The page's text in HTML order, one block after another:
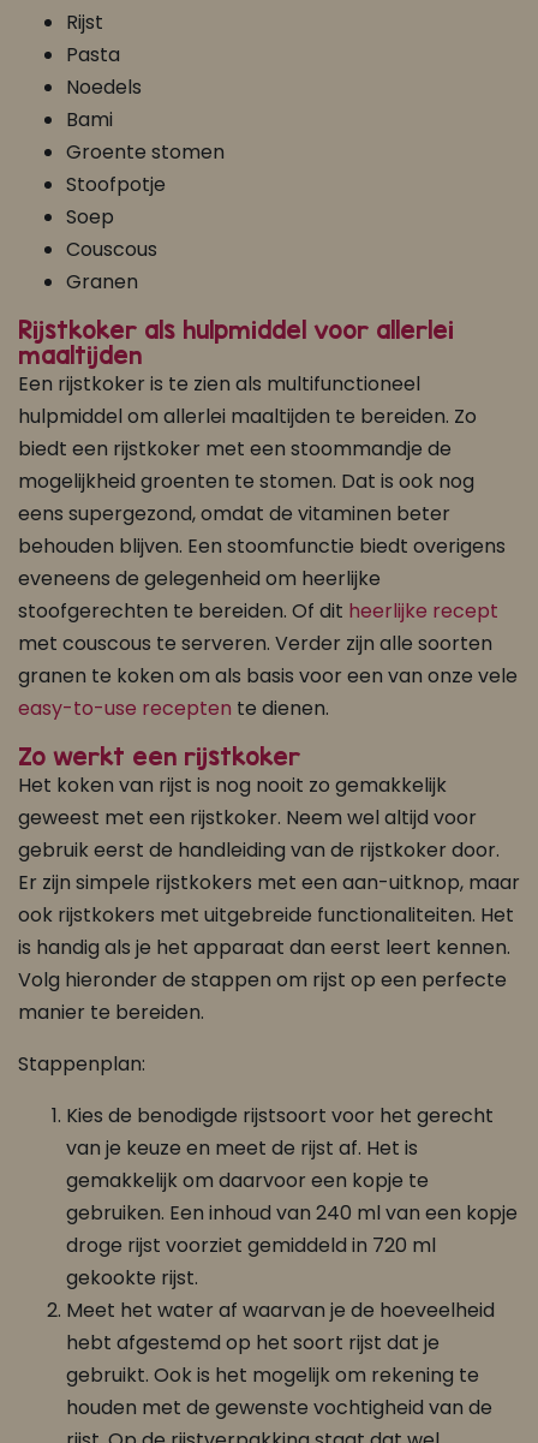
Rijst
Pasta
Noedels
Bami
Groente stomen
Stoofpotje
Soep
Couscous
Granen
Rijstkoker als hulpmiddel voor allerlei
maaltijden
Een rijstkoker is te zien als multifunctioneel
hulpmiddel om allerlei maaltijden te bereiden. Zo
biedt een rijstkoker met een stoommandje de
mogelijkheid groenten te stomen. Dat is ook nog
eens supergezond, omdat de vitaminen beter
behouden blijven. Een stoomfunctie biedt overigens
eveneens de gelegenheid om heerlijke
stoofgerechten te bereiden. Of dit heerlijke recept
met couscous te serveren. Verder zijn alle soorten
granen te koken om als basis voor een van onze vele
easy-to-use recepten te dienen.
Zo werkt een rijstkoker
Het koken van rijst is nog nooit zo gemakkelijk
geweest met een rijstkoker. Neem wel altijd voor
gebruik eerst de handleiding van de rijstkoker door.
Er zijn simpele rijstkokers met een aan-uitknop, maar
ook rijstkokers met uitgebreide functionaliteiten. Het
is handig als je het apparaat dan eerst leert kennen.
Volg hieronder de stappen om rijst op een perfecte
manier te bereiden.
Stappenplan:
Kies de benodigde rijstsoort voor het gerecht
van je keuze en meet de rijst af. Het is
gemakkelijk om daarvoor een kopje te
gebruiken. Een inhoud van 240 ml van een kopje
droge rijst voorziet gemiddeld in 720 ml
gekookte rijst.
Meet het water af waarvan je de hoeveelheid
hebt afgestemd op het soort rijst dat je
gebruikt. Ook is het mogelijk om rekening te
houden met de gewenste vochtigheid van de